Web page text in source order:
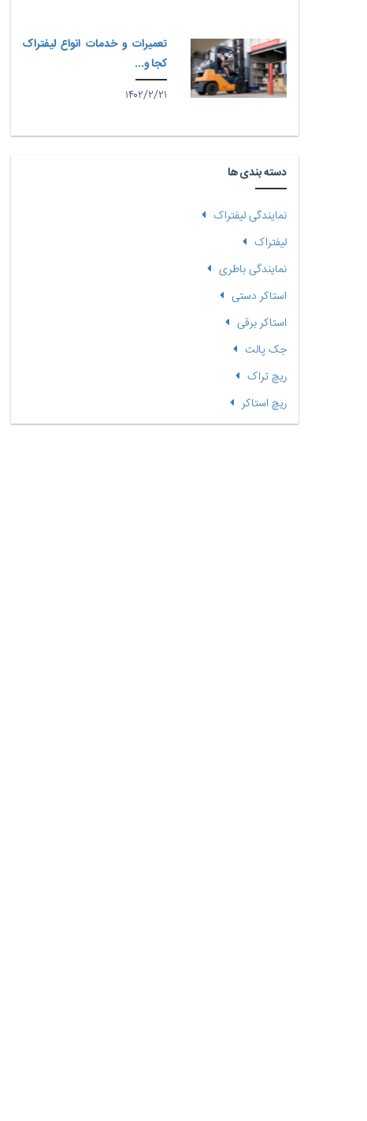
تعمیرات و خدمات انواع لیفتراک
کجا و...
۱۴۰۲/۲/۲۱
دسته بندی ها
نمایندگی لیفتراک
لیفتراک
نمایندگی باطری
استاکر دستی
استاکر برقی
جک پالت
ریچ تراک
ریچ استاکر